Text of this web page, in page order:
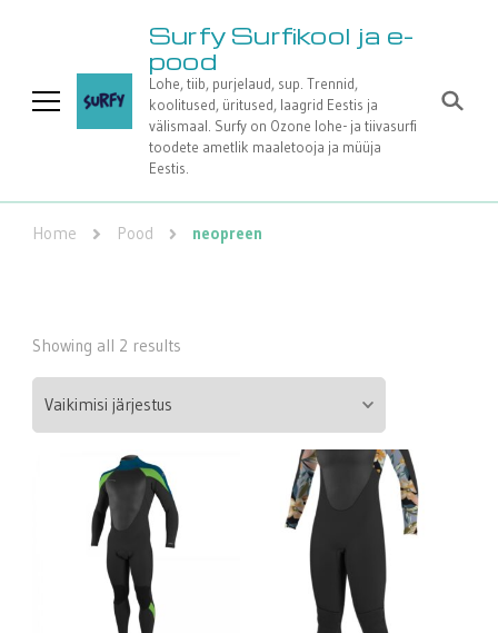
Surfy Surfikool ja e-
pood
Lohe, tiib, purjelaud, sup. Trennid,
koolitused, üritused, laagrid Eestis ja
välismaal. Surfy on Ozone lohe- ja tiivasurfi
toodete ametlik maaletooja ja müüja
Eestis.
Home Pood neopreen
Showing all 2 results